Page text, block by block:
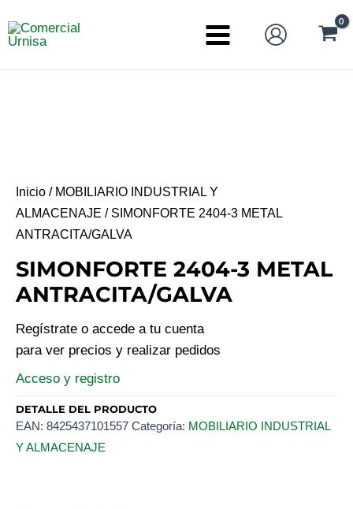
al
Main
Inicio / MOBILIARIO INDUSTRIAL Y
ALMACENAJE / SIMONFORTE 2404-3 METAL
ANTRACITA/GALVA
SIMONFORTE 2404-3 METAL
ANTRACITA/GALVA
Regístrate o accede a tu cuenta
para ver precios y realizar pedidos
Acceso y registro
DETALLE DEL PRODUCTO
EAN: 8425437101557 Categoría: MOBILIARIO INDUSTRIAL
Y ALMACENAJE